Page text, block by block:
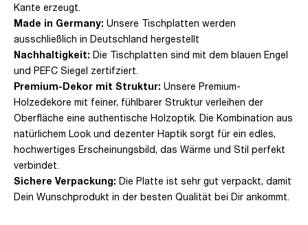
Kante erzeugt.
Made in Germany: Unsere Tischplatten werden
ausschließlich in Deutschland hergestellt
Nachhaltigkeit: Die Tischplatten sind mit dem blauen Engel
und PEFC Siegel zertifziert.
Premium-Dekor mit Struktur: Unsere Premium-
Holzedekore mit feiner, fühlbarer Struktur verleihen der
Oberfläche eine authentische Holzoptik. Die Kombination aus
natürlichem Look und dezenter Haptik sorgt für ein edles,
hochwertiges Erscheinungsbild, das Wärme und Stil perfekt
verbindet.
Sichere Verpackung: Die Platte ist sehr gut verpackt, damit
Dein Wunschprodukt in der besten Qualität bei Dir ankommt.